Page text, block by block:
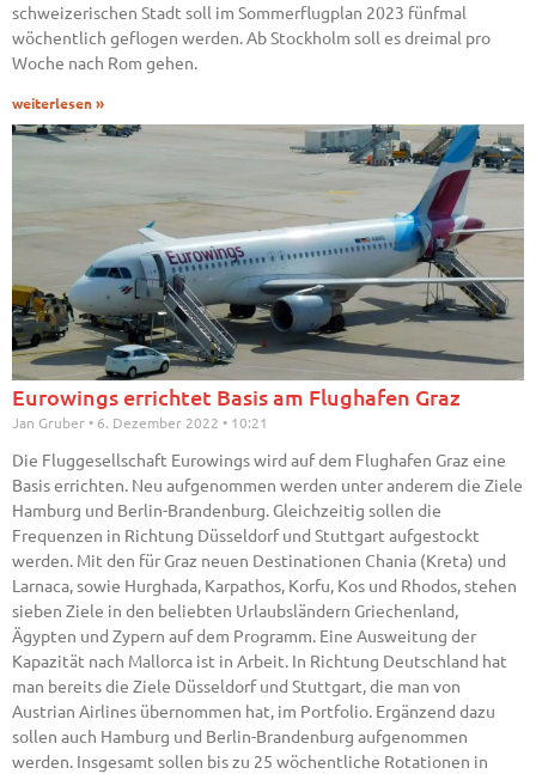
schweizerischen Stadt soll im Sommerflugplan 2023 fünfmal
wöchentlich geflogen werden. Ab Stockholm soll es dreimal pro
Woche nach Rom gehen.
weiterlesen »
Eurowings errichtet Basis am Flughafen Graz
Jan Gruber 6. Dezember 2022 10:21
Die Fluggesellschaft Eurowings wird auf dem Flughafen Graz eine
Basis errichten. Neu aufgenommen werden unter anderem die Ziele
Hamburg und Berlin-Brandenburg. Gleichzeitig sollen die
Frequenzen in Richtung Düsseldorf und Stuttgart aufgestockt
werden. Mit den für Graz neuen Destinationen Chania (Kreta) und
Larnaca, sowie Hurghada, Karpathos, Korfu, Kos und Rhodos, stehen
sieben Ziele in den beliebten Urlaubsländern Griechenland,
Ägypten und Zypern auf dem Programm. Eine Ausweitung der
Kapazität nach Mallorca ist in Arbeit. In Richtung Deutschland hat
man bereits die Ziele Düsseldorf und Stuttgart, die man von
Austrian Airlines übernommen hat, im Portfolio. Ergänzend dazu
sollen auch Hamburg und Berlin-Brandenburg aufgenommen
werden. Insgesamt sollen bis zu 25 wöchentliche Rotationen in